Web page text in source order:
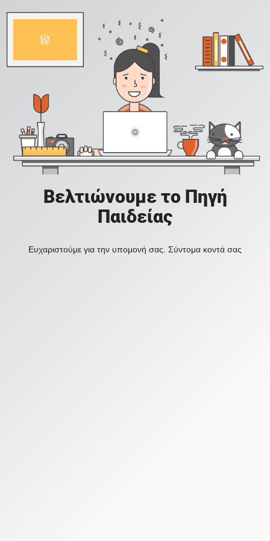
Βελτιώνουμε το Πηγή
Παιδείας
Ευχαριστούμε για την υπομονή σας. Σύντομα κοντά σας